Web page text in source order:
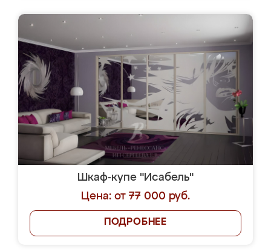
Шкаф-купе "Исабель"
Цена: от 77 000 руб.
ПОДРОБНЕЕ